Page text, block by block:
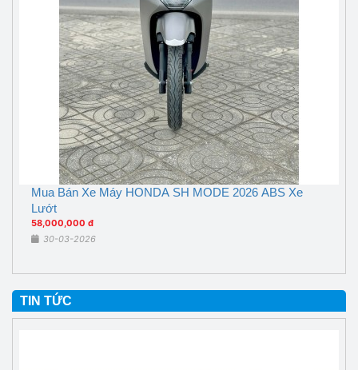
Mua Bán Xe Máy HONDA SH MODE 2026 ABS Xe
Lướt
58,000,000 đ
30-03-2026
TIN TỨC